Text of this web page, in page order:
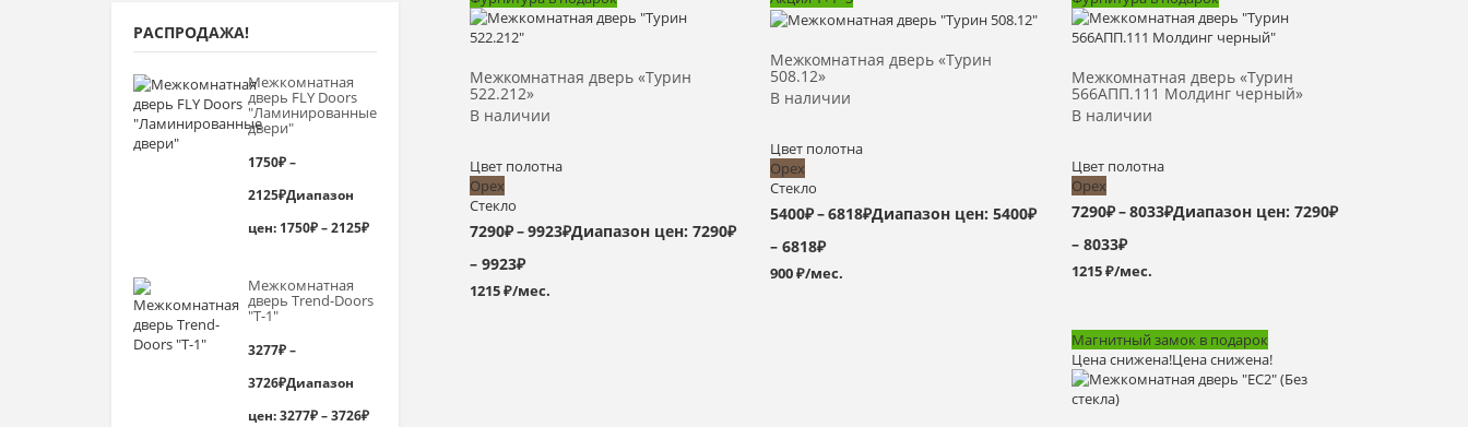
РАСПРОДАЖА!
Межкомнатная
дверь FLY Doors
"Ламинированные
двери"
1750₽–
2125₽Диапазон
цен: 1750₽ – 2125₽
Межкомнатная
дверь Trend-Doоrs
"Т-1"
3277₽–
3726₽Диапазон
цен: 3277₽ – 3726₽
Межкомнатная дверь «Турин
522.212»
В наличии
Цвет полотна
Орех
Стекло
7290₽–9923₽Диапазон цен: 7290₽
– 9923₽
1215 ₽/мес.
Выбрать >
Межкомнатная дверь «Турин
508.12»
В наличии
Цвет полотна
Орех
Стекло
5400₽–6818₽Диапазон цен: 5400₽
– 6818₽
900 ₽/мес.
Выбрать >
Межкомнатная дверь «Турин
566АПП.111 Молдинг черный»
В наличии
Цвет полотна
Орех
7290₽–8033₽Диапазон цен: 7290₽
– 8033₽
1215 ₽/мес.
Выбрать >
Магнитный замок в подарок
Цена снижена!Цена снижена!
Выбрать >